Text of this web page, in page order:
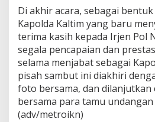
Di akhir acara, sebagai
Kapolda Kaltim yang baru
terima kasih kepada Irjen Pol
segala pencapaian dan
selama menjabat sebagai
pisah sambut ini diakhiri
foto bersama, dan dilanjutkan
bersama para tamu
(adv/metroikn)